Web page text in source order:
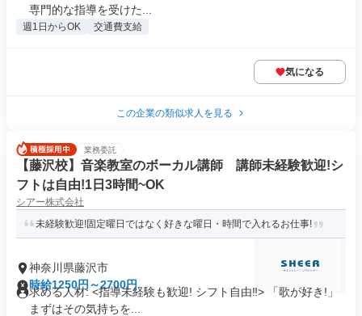
専門的な指導を受けた...
週1日からOK 交通費支給
気になる
この企業の類似求人を見る
業務委託
【藤沢校】音楽教室のボーカル講師 講師未経験歓迎!シ
フトは自由!1日3時間~OK
シアー株式会社
未経験歓迎!固定曜日ではなく好きな曜日・時間で入れるお仕事!
神奈川県藤沢市
時給1250円～2700円
求める人材: <指導未経験も歓迎! シフト自由‼> 「歌が好き!」
まずはその気持ちを...